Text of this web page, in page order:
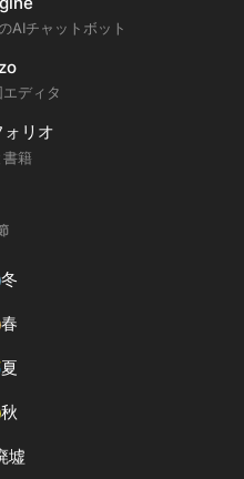
AIチャットボット
ディタ
リオ
籍
冬
春
夏
秋
墟